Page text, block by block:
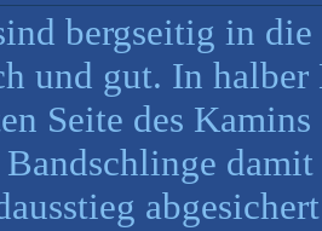
bergseitig in die
und gut. In
Seite des